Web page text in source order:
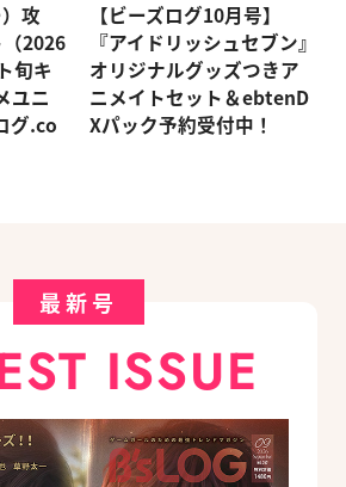
攻
2026
旬キ
ユニ
グ.co
【ビーズログ10月号】
『アイドリッシュセブン』
オリジナルグッズつきア
ニメイトセット＆ebtenD
Xパック予約受付中！
最新号
ISSUE